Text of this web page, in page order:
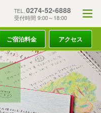
TEL. 0274-52-6888
受付時間 9:00～18:00
ご宿泊料金 アクセス